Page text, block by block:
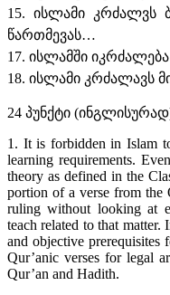
15. ისლამი კრძალვს
წართმევას…
17. ისლამში იკრძალება
18. ისლამი კრძალავს
24 პუნქტი
1. It is forbidden in Islam
learning requirements.
theory as defined in the
portion of a verse from
ruling without looking at
teach related to that matter.
and objective prerequisites
Qur’anic verses for legal
Qur’an and Hadith.